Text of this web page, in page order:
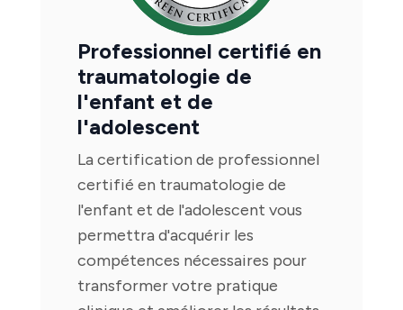
Professionnel certifié en
traumatologie de
l'enfant et de
l'adolescent
La certification de professionnel
certifié en traumatologie de
l'enfant et de l'adolescent vous
permettra d'acquérir les
compétences nécessaires pour
transformer votre pratique